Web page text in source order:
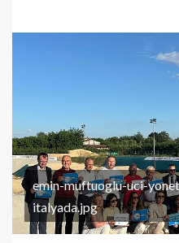
emin-muftuoglu-uci-
italyada.jpg